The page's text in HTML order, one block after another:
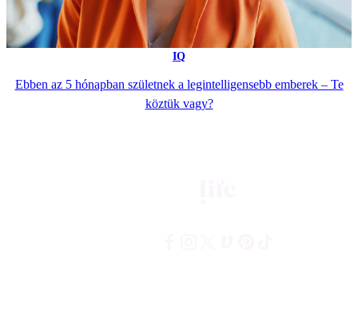
IQ
Ebben az 5 hónapban születnek a legintelligensebb emberek – Te
köztük vagy?